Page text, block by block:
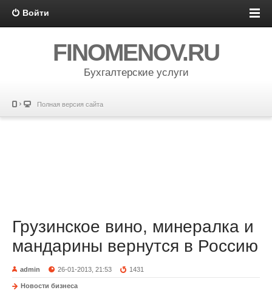
Войти
FINOMENOV.RU
Бухгалтерские услуги
Полная версия сайта
Грузинское вино, минералка и
мандарины вернутся в Россию
admin 26-01-2013, 21:53 1431
Новости бизнеса